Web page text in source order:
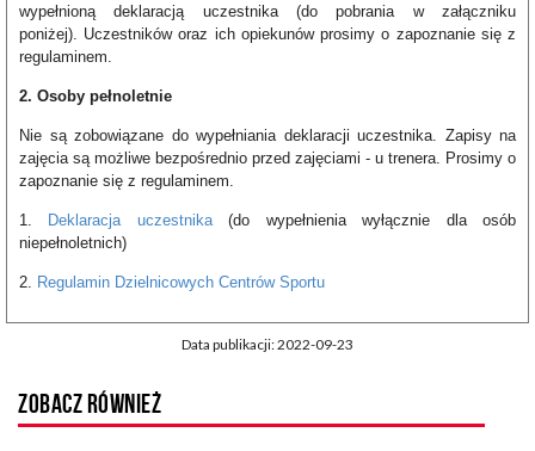
wypełnioną deklaracją uczestnika (do pobrania w załączniku
poniżej). Uczestników oraz ich opiekunów prosimy o zapoznanie się z
regulaminem.
2. Osoby pełnoletnie
Nie są zobowiązane do wypełniania deklaracji uczestnika. Zapisy na
zajęcia są możliwe bezpośrednio przed zajęciami - u trenera. Prosimy o
zapoznanie się z regulaminem.
1. Deklaracja uczestnika(do wypełnienia wyłącznie dla osób
niepełnoletnich)
2. Regulamin Dzielnicowych Centrów Sportu
Data publikacji: 2022-09-23
ZOBACZ RÓWNIEŻ